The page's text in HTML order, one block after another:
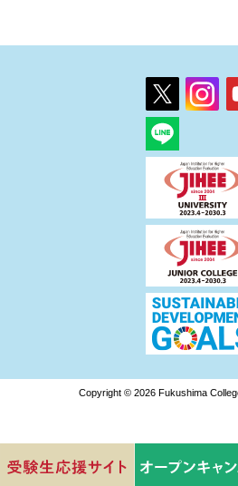
Copyright © 2026 Fukushima